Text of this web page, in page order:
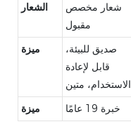
الشعار
شعار مخصص
مقبول
ميزة
صديق للبيئة،
قابل لإعادة
الاستخدام، متين
ميزة خبرة 19 عامًا